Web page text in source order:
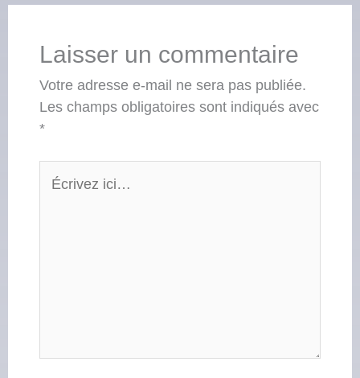
Laisser un commentaire
Votre adresse e-mail ne sera pas publiée.
Les champs obligatoires sont indiqués avec
*
ici…